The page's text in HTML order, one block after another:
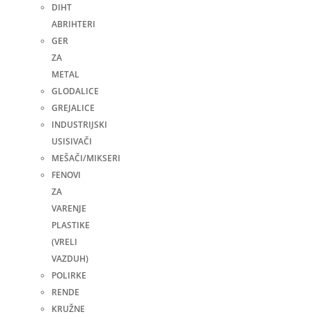
DIHT
ABRIHTERI
GER
ZA
METAL
GLODALICE
GREJALICE
INDUSTRIJSKI
USISIVAČI
MEŠAČI/MIKSERI
FENOVI
ZA
VARENJE
PLASTIKE
(VRELI
VAZDUH)
POLIRKE
RENDE
KRUŽNE